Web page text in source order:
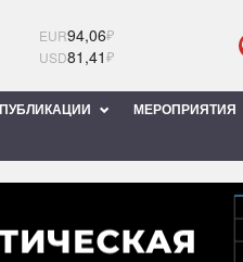
EUR94,06₽
USD81,41₽
ПУБЛИКАЦИИ МЕРОПРИЯТИЯ